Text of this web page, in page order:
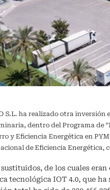
S.L. ha realizado otra
dentro del Programa de
y Eficiencia Energética en
de Eficiencia Energética,
sustituidos, de los cuales
tecnológica IOT 4.0, que